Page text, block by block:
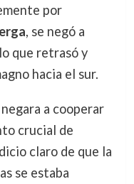
por
, se negó a
que retrasó y
hacia el sur.
a cooperar
crucial de
claro de que la
se estaba